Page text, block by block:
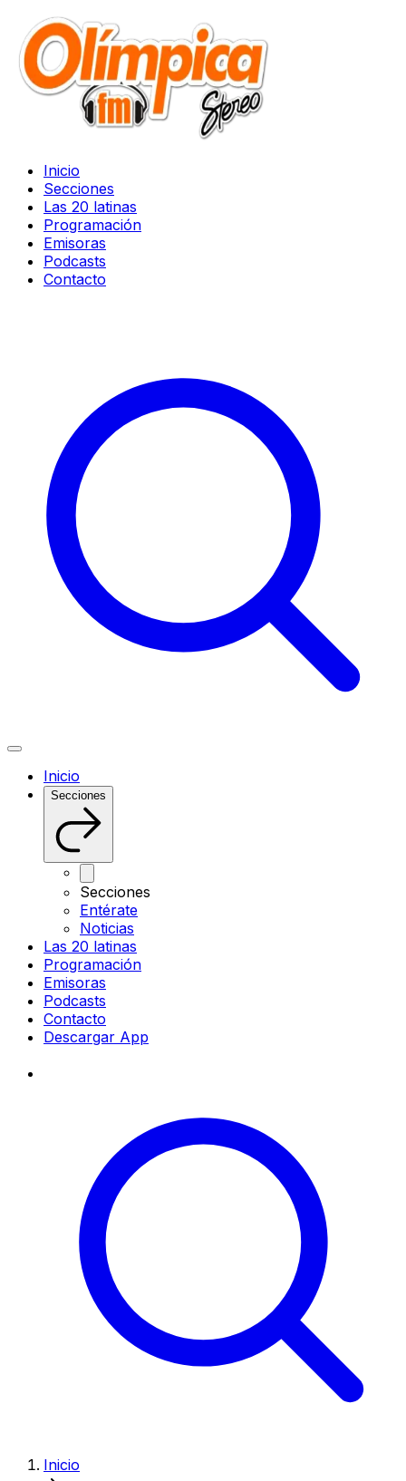
Inicio
Secciones
Las 20 latinas
Programación
Emisoras
Podcasts
Contacto
Inicio
Secciones
Secciones
Entérate
Noticias
Las 20 latinas
Programación
Emisoras
Podcasts
Contacto
Descargar App
Inicio